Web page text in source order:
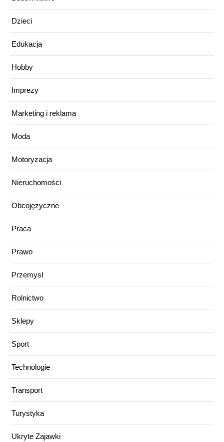
Dzieci
Edukacja
Hobby
Imprezy
Marketing i reklama
Moda
Motoryzacja
Nieruchomości
Obcojęzyczne
Praca
Prawo
Przemysł
Rolnictwo
Sklepy
Sport
Technologie
Transport
Turystyka
Ukryte Zajawki